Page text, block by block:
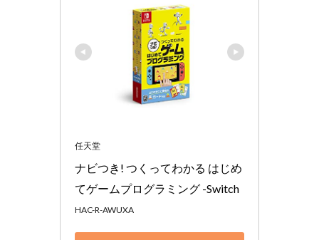
任天堂
ナビつき! つくってわかる はじめ
てゲームプログラミング -Switch
HAC-R-AWUXA